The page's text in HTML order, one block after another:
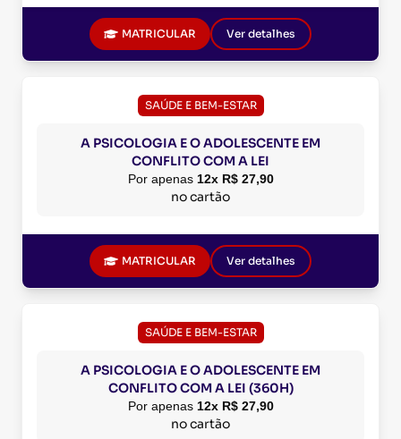
MATRICULAR Ver detalhes
SAÚDE E BEM-ESTAR
A PSICOLOGIA E O ADOLESCENTE EM
CONFLITO COM A LEI
Por apenas 12x R$ 27,90
no cartão
MATRICULAR Ver detalhes
SAÚDE E BEM-ESTAR
A PSICOLOGIA E O ADOLESCENTE EM
CONFLITO COM A LEI (360H)
Por apenas 12x R$ 27,90
no cartão